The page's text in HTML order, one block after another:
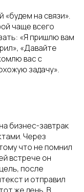
«будем на связи».
чаще всего
«Я пришлю вам
«Давайте
вас с
задачу».
бизнес-завтрак
Через
что не помнил
встрече он
после
и отправил